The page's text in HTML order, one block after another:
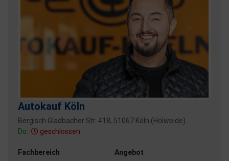
Autokauf Köln
Bergisch Gladbacher Str. 418, 51067 Köln (Holweide)
Do:
geschlossen
Fachbereich
Angebot